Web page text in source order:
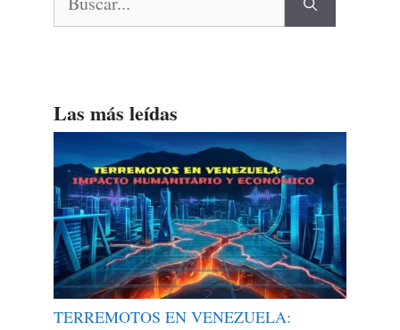
Las más leídas
TERREMOTOS EN VENEZUELA: